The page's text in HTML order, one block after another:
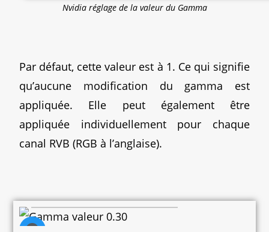
Nvidia réglage de la valeur du Gamma
Par défaut, cette valeur est à 1. Ce qui signifie
qu’aucune modification du gamma est
appliquée. Elle peut également être
appliquée individuellement pour chaque
canal RVB (RGB à l’anglaise).